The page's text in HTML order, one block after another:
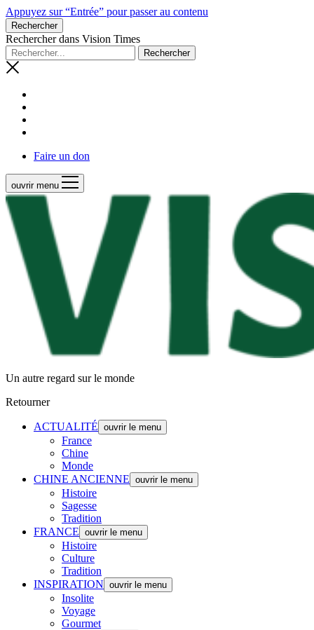
Appuyez sur “Entrée” pour passer au contenu
Rechercher
Rechercher dans Vision Times
Faire un don
ouvrir menu
Un autre regard sur le monde
Retourner
ACTUALITÉ ouvrir le menu
France
Chine
Monde
CHINE ANCIENNE ouvrir le menu
Histoire
Sagesse
Tradition
FRANCE ouvrir le menu
Histoire
Culture
Tradition
INSPIRATION ouvrir le menu
Insolite
Voyage
Gourmet